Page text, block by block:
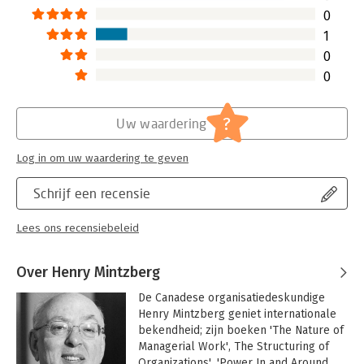
0
1
0
0
Schrijf een recensie
Lees ons recensiebeleid
Uw waardering ?
Log in om uw waardering te geven
Over Henry Mintzberg
De Canadese organisatiedeskundige
Henry Mintzberg geniet internationale
bekendheid; zijn boeken 'The Nature of
Managerial Work', The Structuring of